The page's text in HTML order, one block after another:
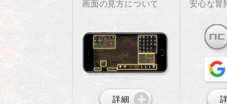
画面の見方について
詳細
安心な冒